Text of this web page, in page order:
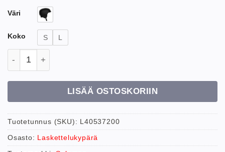
Väri
Koko S L
LISÄÄ OSTOSKORIIN
Tuotetunnus (SKU): L40537200
Osasto: Laskettelukypärä